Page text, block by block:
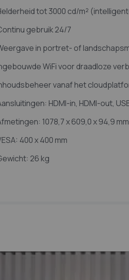
tot 3000 cd/m²
gebruik 24/7
in portret- of
WiFi voor draadloze
vanaf het
HDMI-in, HDMI-out,
1078,7 x 609,0 x 94,9 mm
400 x 400 mm
26 kg